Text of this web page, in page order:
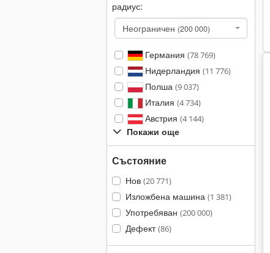
радиус:
Неограничен (200 000)
Германия (78 769)
Нидерландия (11 776)
Полша (9 037)
Италия (4 734)
Австрия (4 144)
Покажи още
Състояние
Нов (20 771)
Изложбена машина (1 381)
Употребяван (200 000)
Дефект(86)
Ford 3910 Ford 3000